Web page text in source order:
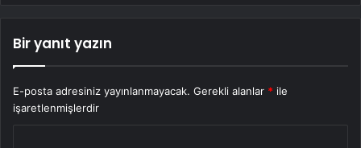
Bir yanıt yazın
E-posta adresiniz yayınlanmayacak. Gerekli alanlar * ile
işaretlenmişlerdir